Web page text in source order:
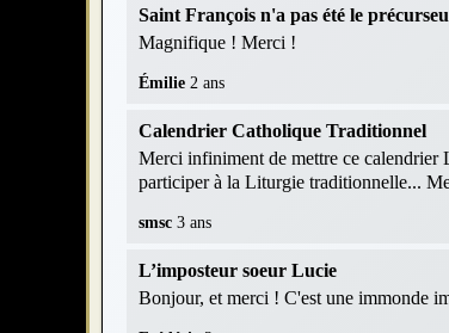
Saint François n'a pas été le
Magnifique ! Merci !
Émilie 2 ans
Calendrier Catholique Traditionnel
Merci infiniment de mettre ce calendrier
participer à la Liturgie traditionnelle...
smsc 3 ans
L’imposteur soeur Lucie
Bonjour, et merci ! C'est une immonde